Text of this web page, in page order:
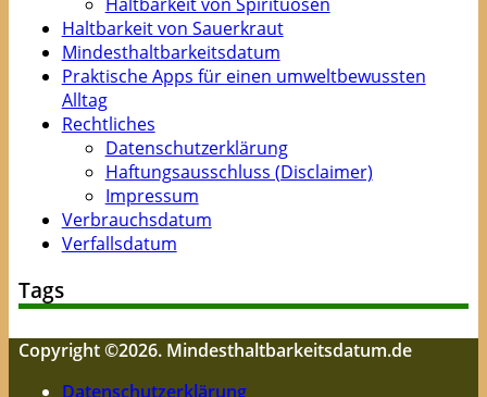
Haltbarkeit von Sauerkraut
Mindesthaltbarkeitsdatum
Praktische Apps für einen umweltbewussten
Alltag
Rechtliches
Datenschutzerklärung
Haftungsausschluss (Disclaimer)
Impressum
Verbrauchsdatum
Verfallsdatum
Tags
Copyright ©2026. Mindesthaltbarkeitsdatum.de
Datenschutzerklärung